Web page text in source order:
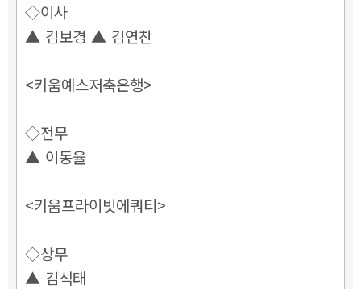
◇이사
▲ 김보경 ▲ 김연찬
<키움예스저축은행>
◇전무
▲ 이동율
<키움프라이빗에쿼티>
◇상무
▲ 김석태